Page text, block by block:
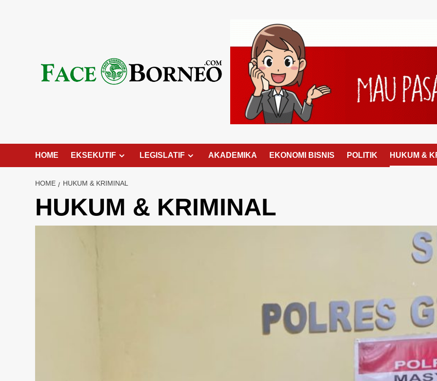
HOME EKSEKUTIF LEGISLATIF AKADEMIKA EKONOMI BISNIS POLITIK HUKUM &
HOME HUKUM & KRIMINAL
HUKUM & KRIMINAL